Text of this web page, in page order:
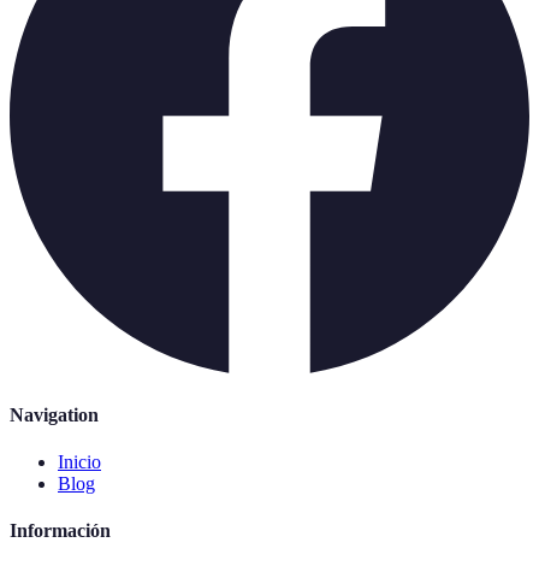
Navigation
Inicio
Blog
Información